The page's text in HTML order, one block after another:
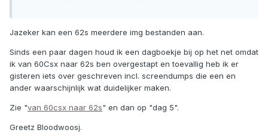
Jazeker kan een 62s meerdere img bestanden aan.
Sinds een paar dagen houd ik een dagboekje bij op het net omdat
ik van 60Csx naar 62s ben overgestapt en toevallig heb ik er
gisteren iets over geschreven incl. screendumps die een en
ander waarschijnlijk wat duidelijker maken.
Zie "van 60csx naar 62s" en dan op "dag 5".
Greetz Bloodwoosj.